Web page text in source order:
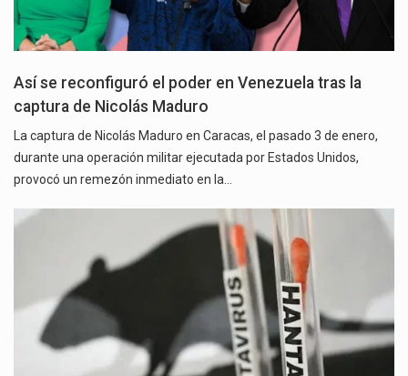
Así se reconfiguró el poder en Venezuela tras la
captura de Nicolás Maduro
La captura de Nicolás Maduro en Caracas, el pasado 3 de enero,
durante una operación militar ejecutada por Estados Unidos,
provocó un remezón inmediato en la…